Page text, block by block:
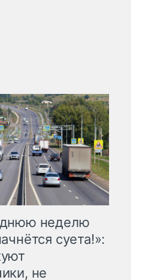
неделю
суета!»:
не